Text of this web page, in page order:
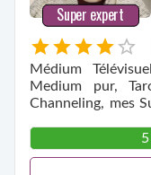
Super expert
Médium
Medium pur,
Channeling, mes